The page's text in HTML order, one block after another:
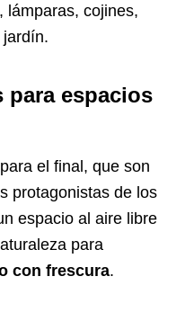
lámparas, cojines,
para espacios
el final, que son
protagonistas de los
espacio al aire libre
para
con frescura.